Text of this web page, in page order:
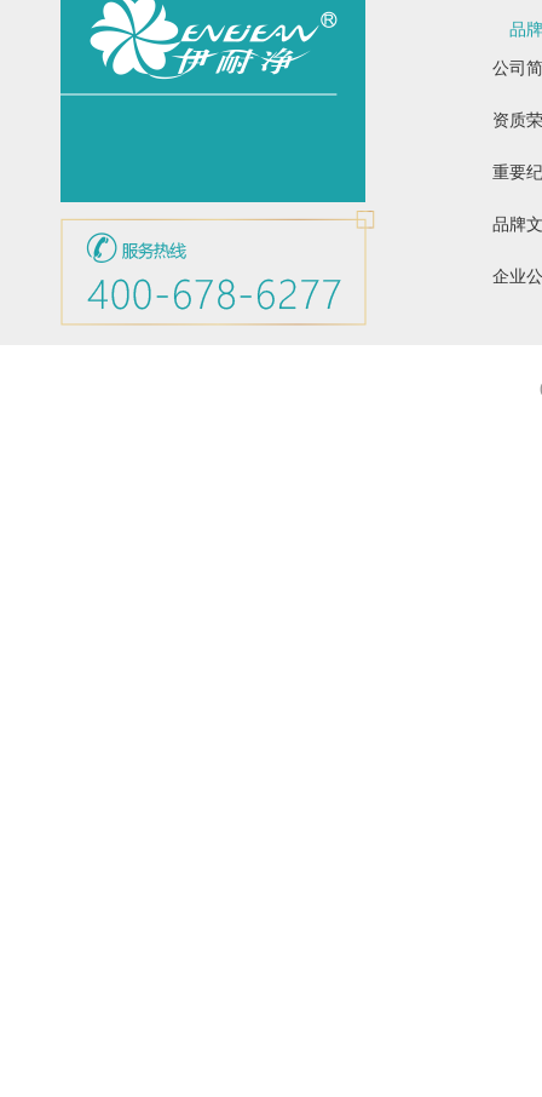
品牌
公司
资质
重要
品牌
企业